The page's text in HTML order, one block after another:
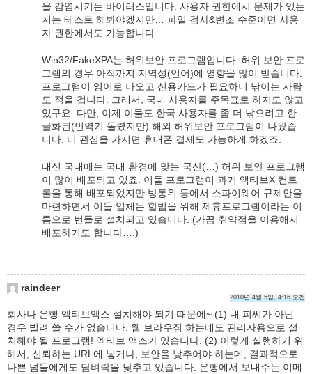
을 감염시키는 바이러스입니다. 사용자 권한에서 문제가 있는
지는 테스트 해봐야겠지만… 파일 검사&변조 수준이면 사용
자 권한에서도 가능합니다.
Win32/FakeXPA는 허위보안 프로그램입니다. 허위 보안 프로
그램의 경우 아직까지 지역성(언어)에 영향을 많이 받습니다.
프로그램이 영어로 나오고 신용카드가 필요하니 낚이는 사람
도 적을 겁니다. 그래서, 국내 사용자를 주목표로 하지도 않고
있구요. 다만, 이제 이들도 한국 사용자를 좀 더 낚으려고 한
글화된(번역기 돌렸지만) 해외 허위보안 프로그램이 나왔습
니다. 더 관심을 가지면 휴대폰 결제도 가능하게 하겠죠.
대신 국내에는 국내 환경에 맞는 국산(…) 허위 보안 프로그램
이 많이 배포되고 있죠. 이들 프로그램이 과거 액티브X 컨트
롤을 통해 배포되었지만 방통위 등에서 스파이웨어 규제안을
마련하면서 이들 업체는 합법을 위해 제휴프로그램이라는 이
름으로 번들로 설치되고 있습니다. (가끔 취약점을 이용해서
배포하기도 합니다….)
raindeer
2010년 4월 5일, 4:16 오전
회사나 은행 엑티브엑스 설치해야 되기 때문에~ (1) 내 피씨가 아닌
경우 빌려 쓸 수가 없습니다. 웹 브라우징 하는데도 관리자용으로 설
치해야 될 프로그램! 엑티브 액스가 있습니다. (2) 이렇게 실행하기 위
해서, 신뢰하는 URL에 넣거나, 보안을 낮추어야 하는데, 결과적으로
나쁜 넘들에게도 담벼락을 낮추고 있습니다. 은행에서 보내주는 이메